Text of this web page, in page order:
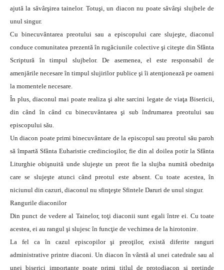
ajută la săvârşirea tainelor. Totuşi, un diacon nu poate săvârşi slujbele de
unul singur.
Cu binecuvântarea preotului sau a episcopului care slujeşte, diaconul
conduce comunitatea prezentă în rugăciunile colective şi citeşte din Sfânta
Scriptură în timpul slujbelor. De asemenea, el este responsabil de
amenjările necesare în timpul slujirilor publice şi îi atenţionează pe oameni
la momentele necesare.
În plus, diaconul mai poate realiza şi alte sarcini legate de viaţa Bisericii,
din când în când cu binecuvântarea şi sub îndrumarea preotului sau
episcopului său.
Un diacon poate primi binecuvântare de la episcopul sau preotul său paroh
să împartă Sfânta Euharistie credincioşilor, fie din al doilea potir la Sfânta
Liturghie obişnuită unde slujeşte un preot fie la slujba numită obedniţa
care se slujeşte atunci când preotul este absent. Cu toate acestea, în
niciunul din cazuri, diaconul nu sfinţeşte Sfintele Daruri de unul singur.
Rangurile diaconilor
Din punct de vedere al Tainelor, toţi diaconii sunt egali între ei. Cu toate
acestea, ei au rangul şi slujesc în funcţie de vechimea de la hirotonire.
La fel ca în cazul episcopilor şi preoţilor, există diferite ranguri
administrative printre diaconi. Un diacon în vârstă al unei catedrale sau al
unei biserici importante poate primi titlul de protodiacon şi pretinde